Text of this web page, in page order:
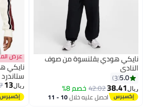
10
نايكي هودي بقلنسوة من صوف
النادي
5.0
3
ريال38.41
42.02خصم 8%
احصل عليه خلال 10 - 11
عرض
نايكي
ريال13